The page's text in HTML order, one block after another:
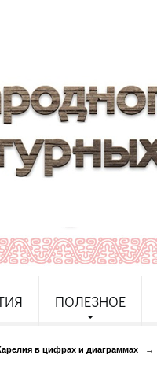
ПОЛЕЗНОЕ
в цифрах и диаграммах
→